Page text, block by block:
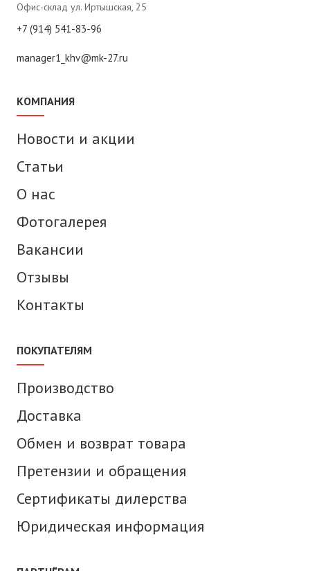
Офис-склад ул. Иртышская, 25
+7 (914) 541-83-96
manager1_khv@mk-27.ru
КОМПАНИЯ
Новости и акции
Статьи
О нас
Фотогалерея
Вакансии
Отзывы
Контакты
ПОКУПАТЕЛЯМ
Производство
Доставка
Обмен и возврат товара
Претензии и обращения
Сертификаты дилерства
Юридическая информация